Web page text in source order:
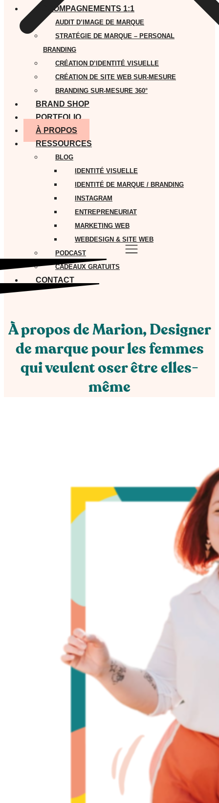
ACCOMPAGNEMENTS 1:1
AUDIT D’IMAGE DE MARQUE
STRATÉGIE DE MARQUE – PERSONAL
BRANDING
CRÉATION D’IDENTITÉ VISUELLE
CRÉATION DE SITE WEB SUR-MESURE
BRANDING SUR-MESURE 360°
BRAND SHOP
PORTFOLIO
À PROPOS
RESSOURCES
BLOG
IDENTITÉ VISUELLE
IDENTITÉ DE MARQUE / BRANDING
INSTAGRAM
ENTREPRENEURIAT
MARKETING WEB
WEBDESIGN & SITE WEB
PODCAST
CADEAUX GRATUITS
CONTACT
À propos de Marion, Designer
de marque pour les femmes
qui veulent oser être elles-
même